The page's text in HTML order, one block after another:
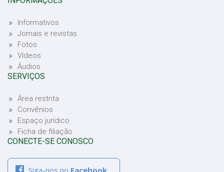
Informativos
Jornais e revistas
Fotos
Vídeos
Áudios
SERVIÇOS
Área restrita
Convênios
Espaço jurídico
Ficha de filiação
CONECTE-SE CONOSCO
Siga-nos no Facebook